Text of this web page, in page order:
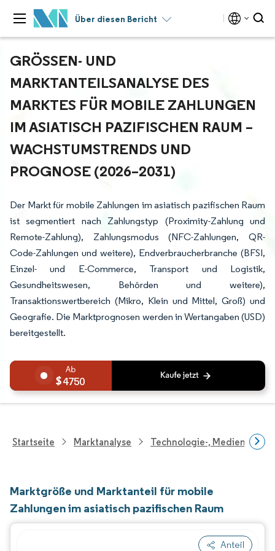
Über diesen Bericht
GRÖSSEN- UND M
ARKTANTEILSANALYSE DES M
ARKTES FÜR MOBILE ZAHLUNGEN I
M ASIATISCH PAZIFISCHEN RAUM – W
ACHSTUMSTRENDS UND P
ROGNOSE (2026–2031)
Der Markt für mobile Zahlungen im asiatisch pazifischen Raum
ist segmentiert nach Zahlungstyp (Proximity-Zahlung und
Remote-Zahlung), Zahlungsmodus (NFC-Zahlungen, QR-
Code-Zahlungen und weitere), Endverbraucherbranche (BFSI,
Einzel- und E-Commerce, Transport und Logistik,
Gesundheitswesen, Behörden und weitere),
Transaktionswertbereich (Mikro, Klein und Mittel, Groß) und
Geografie. Die Marktprognosen werden in Wertangaben (USD)
bereitgestellt.
4750
Startseite Marktanalyse Technologie-, Medien- Und
Marktgröße und Marktanteil für mobile
Zahlungen im asiatisch pazifischen Raum
Anteil